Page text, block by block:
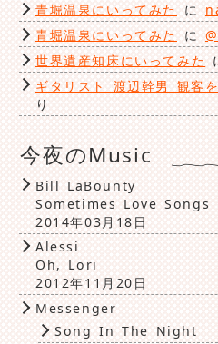
青堀温泉にいってみた
に
青堀温泉にいってみた
に
世界遺産知床にいってみた
ギタリスト 渡辺幹男 観客
り
今夜のMusic
Bill LaBounty
Sometimes Love Songs
2014年03月18日
Alessi
Oh, Lori
2012年11月20日
Messenger
Song In The Night